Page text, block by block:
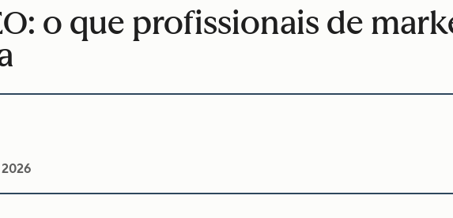
o que profissionais de